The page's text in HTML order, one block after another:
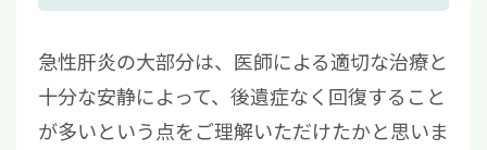
急性肝炎の大部分は、医師による適切な治療と
十分な安静によって、後遺症なく回復すること
が多いという点をご理解いただけたかと思いま